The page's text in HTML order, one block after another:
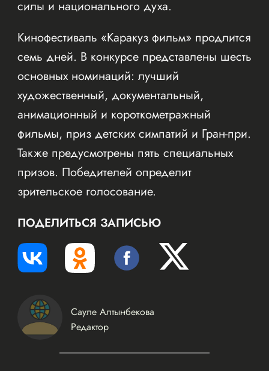
силы и национального духа.
Кинофестиваль «Каракуз фильм» продлится
семь дней. В конкурсе представлены шесть
основных номинаций: лучший
художественный, документальный,
анимационный и короткометражный
фильмы, приз детских симпатий и Гран-при.
Также предусмотрены пять специальных
призов. Победителей определит
зрительское голосование.
ПОДЕЛИТЬСЯ ЗАПИСЬЮ
Сауле Алтынбекова
Редактор